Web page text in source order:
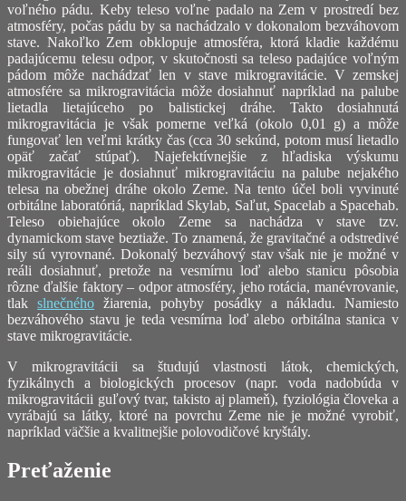
voľného pádu. Keby teleso voľne padalo na Zem v prostredí bez
atmosféry, počas pádu by sa nachádzalo v dokonalom bezváhovom
stave. Nakoľko Zem obklopuje atmosféra, ktorá kladie každému
padajúcemu telesu odpor, v skutočnosti sa teleso padajúce voľným
pádom môže nachádzať len v stave mikrogravitácie. V zemskej
atmosfére sa mikrogravitácia môže dosiahnuť napríklad na palube
lietadla lietajúceho po balistickej dráhe. Takto dosiahnutá
mikrogravitácia je však pomerne veľká (okolo 0,01 g) a môže
fungovať len veľmi krátky čas (cca 30 sekúnd, potom musí lietadlo
opäť začať stúpať). Najefektívnejšie z hľadiska výskumu
mikrogravitácie je dosiahnuť mikrogravitáciu na palube nejakého
telesa na obežnej dráhe okolo Zeme. Na tento účel boli vyvinuté
orbitálne laboratóriá, napríklad Skylab, Saľut, Spacelab a Spacehab.
Teleso obiehajúce okolo Zeme sa nachádza v stave tzv.
dynamickom stave beztiaže. To znamená, že gravitačné a odstredivé
sily sú vyrovnané. Dokonalý bezváhový stav však nie je možné v
reáli dosiahnuť, pretože na vesmírnu loď alebo stanicu pôsobia
rôzne ďalšie faktory – odpor atmosféry, jeho rotácia, manévrovanie,
tlakslnečného žiarenia, pohyby posádky a nákladu. Namiesto
bezváhového stavu je teda vesmírna loď alebo orbitálna stanica v
stave mikrogravitácie.
V mikrogravitácii sa študujú vlastnosti látok, chemických,
fyzikálnych a biologických procesov (napr. voda nadobúda v
mikrogravitácii guľový tvar, takisto aj plameň), fyziológia človeka a
vyrábajú sa látky, ktoré na povrchu Zeme nie je možné vyrobiť,
napríklad väčšie a kvalitnejšie polovodičové kryštály.
Preťaženie